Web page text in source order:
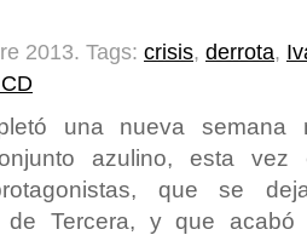
2013. Tags: crisis, derrota,
una nueva semana
azulino, esta
que se
de Tercera, y que